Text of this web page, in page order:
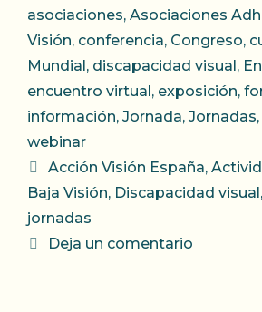
asociaciones, Asociaciones
Visión, conferencia, Congreso,
Mundial , discapacidad visual ,
encuentro virtual , exposición,
información, Jornada, Jornadas,
webinar
Etiquetas
Acción Visión España,
Baja Visión, Discapacidad visual ,
jornadas
Deja un comentario